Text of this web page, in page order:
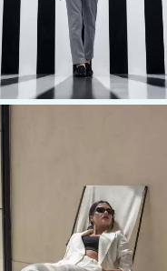
عکاسی پوشاک
عکاسی پوشاک در سفید و شلوار